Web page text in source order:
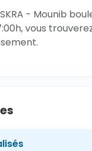
- Mounib
vous